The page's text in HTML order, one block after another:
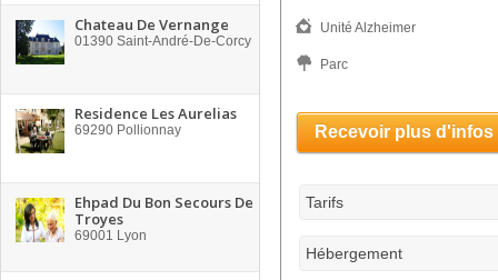
Chateau De Vernange
01390 Saint-André-De-Corcy
Residence Les Aurelias
69290 Pollionnay
Ehpad Du Bon Secours De
Troyes
69001 Lyon
Unité Alzheimer
Parc
Recevoir plus d'infos
Tarifs
Hébergement